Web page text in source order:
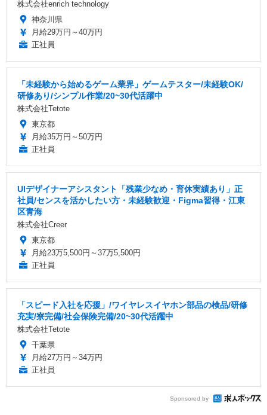
株式会社enrich technology
神奈川県
月給29万円～40万円
正社員
「未経験から始めるゲーム業界」ゲームテスター/未経験OK/
研修あり/シンプル作業/20~30代活躍中
株式会社Tetote
東京都
月給35万円～50万円
正社員
UIデザイナーアシスタント「残業少なめ・育休実績あり」正
社員/センスを活かしたい方・未経験歓迎・Figma習得・江東
区青海
株式会社Creer
東京都
月給23万5,500円～37万5,500円
正社員
「スピード入社を応援」/ワイヤレスイヤホン部品の検品/研修
充実/寮完備/社会保険完備/20~30代活躍中
株式会社Tetote
千葉県
月給27万円～34万円
正社員
Sponsored by